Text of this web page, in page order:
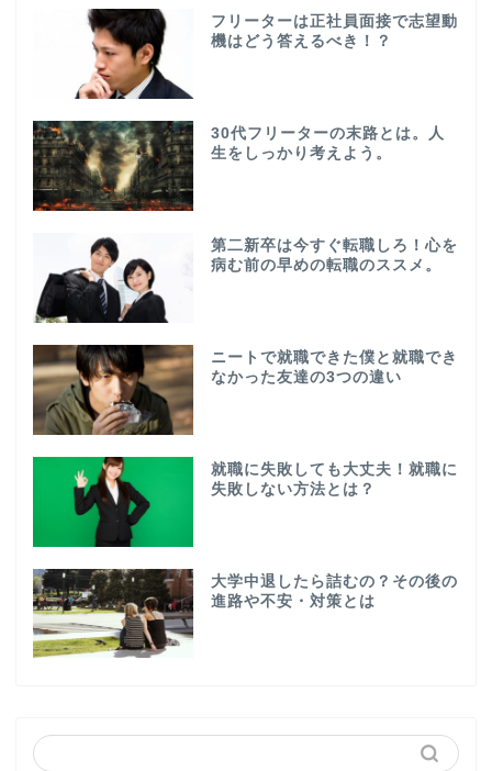
フリーターは正社員面接で志望動
機はどう答えるべき！？
30代フリーターの末路とは。人
生をしっかり考えよう。
第二新卒は今すぐ転職しろ！心を
病む前の早めの転職のススメ。
ニートで就職できた僕と就職でき
なかった友達の3つの違い
就職に失敗しても大丈夫！就職に
失敗しない方法とは？
大学中退したら詰むの？その後の
進路や不安・対策とは